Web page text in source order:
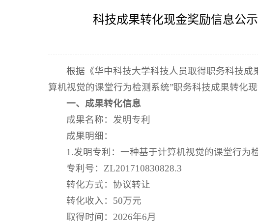
科技成果转化现金奖励信息公
根据《华中科技大学科技人员取得职务科技
算机视觉的课堂行为检测系统”职务科技成果转化
一、成果转化信息
成果名称：发明专利
成果明细：
1.发明专利：一种基于计算机视觉的课堂行为
专利号：ZL201710830828.3
转化方式：协议转让
转化收入：50万元
取得时间：2026年6月